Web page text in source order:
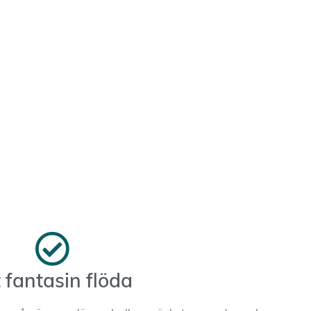
fantasin flöda